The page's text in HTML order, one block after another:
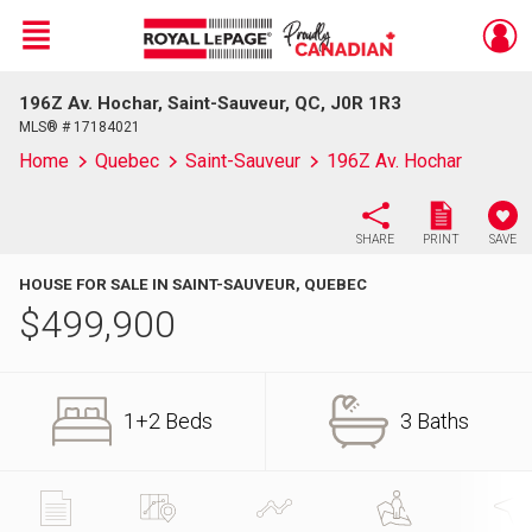
Live
En Direct
Menu
196Z Av. Hochar, Saint-Sauveur, QC, J0R 1R3
MLS® # 17184021
Home Quebec Saint-Sauveur 196Z Av. Hochar
SHARE PRINT SAVE
HOUSE FOR SALE IN SAINT-SAUVEUR, QUEBEC
$499,900
1+2 Beds 3 Baths